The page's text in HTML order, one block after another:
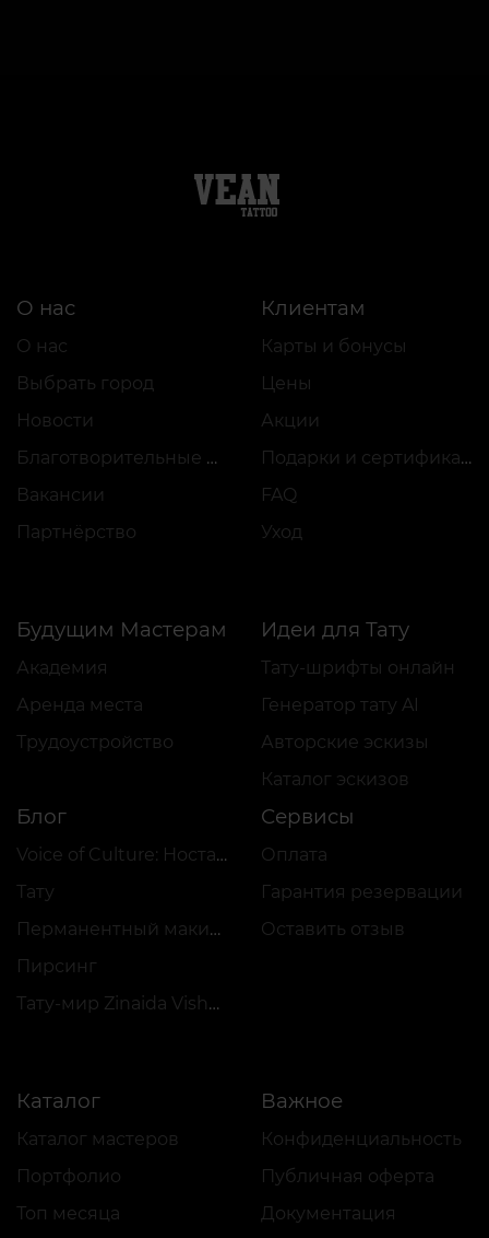
О нас
О нас
Выбрать город
Новости
Благотворительные проекты
Вакансии
Партнёрство
Клиентам
Карты и бонусы
Цены
Акции
Подарки и сертификаты
FAQ
Уход
Будущим Мастерам
Академия
Аренда места
Трудоустройство
Идеи для Тату
Тату-шрифты онлайн
Генератор тату AI
Авторские эскизы
Каталог эскизов
Блог
Voice of Culture: Ностальгия по 2000-м
Тату
Перманентный макияж
Пирсинг
Тату-мир Zinaida Vishenka
Сервисы
Оплата
Гарантия резервации
Оставить отзыв
Каталог
Каталог мастеров
Портфолио
Топ месяца
Важное
Конфиденциальность
Публичная оферта
Документация